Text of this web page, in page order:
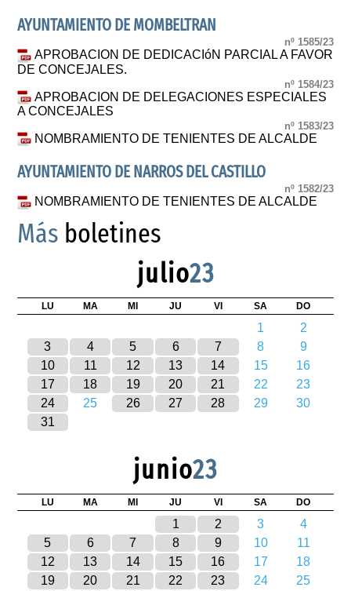
AYUNTAMIENTO DE MOMBELTRAN
nº 1585/23
APROBACION DE DEDICACIóN PARCIAL A FAVOR
DE CONCEJALES.
nº 1584/23
APROBACION DE DELEGACIONES ESPECIALES
A CONCEJALES
nº 1583/23
NOMBRAMIENTO DE TENIENTES DE ALCALDE
AYUNTAMIENTO DE NARROS DEL CASTILLO
nº 1582/23
NOMBRAMIENTO DE TENIENTES DE ALCALDE
Más boletines
julio23
LU MA MI JU VI SA DO
1
2
3
4 5 6 7 8
9
10
11 12 13 14 15
16
17
18 19 20 21 22
23
24
25 26 27 28 29
30
31
junio23
LU MA MI JU VI SA DO
1 2 3
4
5
6 7 8 9 10
11
12
13 14 15 16 17
18
19
20 21 22 23 24
25